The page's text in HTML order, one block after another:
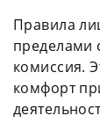
Правила
пределами
комиссия.
комфорт